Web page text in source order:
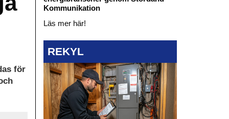
för
Kommunikation
Läs mer här!
REKYL